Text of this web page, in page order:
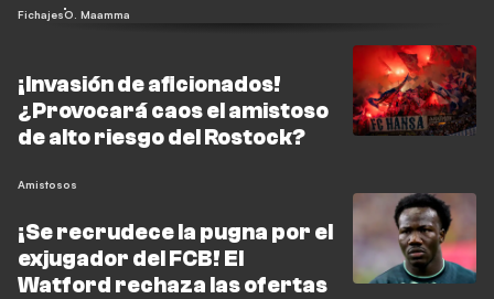
FichajesO. Maamma
¡Invasión de aficionados!
¿Provocará caos el amistoso
de alto riesgo del Rostock?
Amistosos
¡Se recrudece la pugna por el
exjugador del FCB! El
Watford rechaza las ofertas